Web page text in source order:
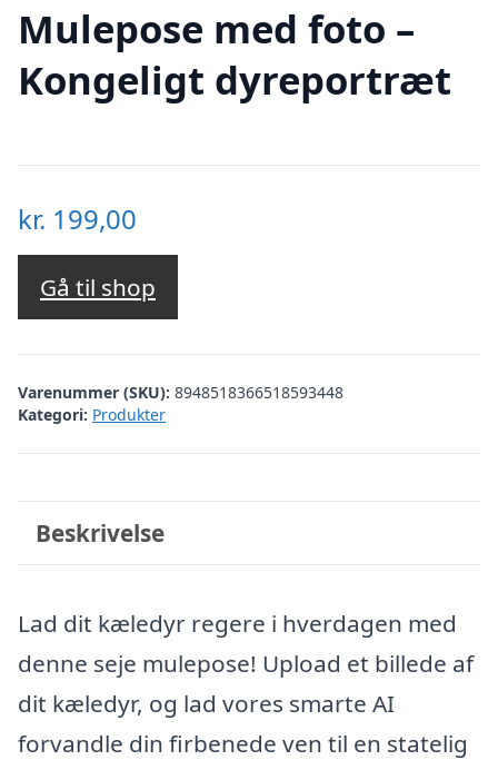
Mulepose med foto –
Kongeligt dyreportræt
kr. 199,00
Gå til shop
Varenummer (SKU): 8948518366518593448
Kategori: Produkter
Beskrivelse
Lad dit kæledyr regere i hverdagen med
denne seje mulepose! Upload et billede af
dit kæledyr, og lad vores smarte AI
forvandle din firbenede ven til en statelig